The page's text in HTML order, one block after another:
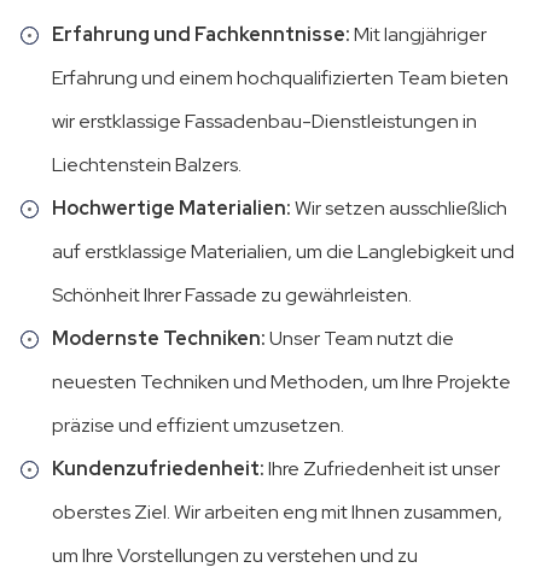
Erfahrung und Fachkenntnisse:Mit langjähriger
Erfahrung und einem hochqualifizierten Team bieten
wir erstklassige Fassadenbau-Dienstleistungen in
Liechtenstein Balzers.
Hochwertige Materialien:Wir setzen ausschließlich
auf erstklassige Materialien, um die Langlebigkeit und
Schönheit Ihrer Fassade zu gewährleisten.
Modernste Techniken:Unser Team nutzt die
neuesten Techniken und Methoden, um Ihre Projekte
präzise und effizient umzusetzen.
Kundenzufriedenheit:Ihre Zufriedenheit ist unser
oberstes Ziel. Wir arbeiten eng mit Ihnen zusammen,
um Ihre Vorstellungen zu verstehen und zu